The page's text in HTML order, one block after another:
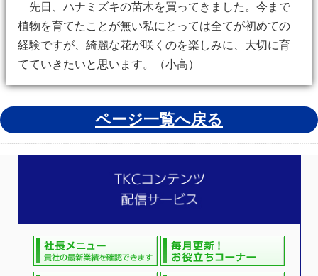
先日、ハナミズキの苗木を買ってきました。今まで
植物を育てたことが無い私にとっては全てが初めての
経験ですが、綺麗な花が咲くのを楽しみに、大切に育
てていきたいと思います。（小高）
ページ一覧へ戻る